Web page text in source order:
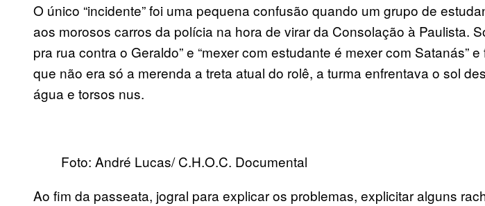
O único “incidente” foi uma pequena confusão quando um grupo de
aos morosos carros da polícia na hora de virar da Consolação à Paulista.
pra rua contra o Geraldo” e “mexer com estudante é mexer com Satanás”
que não era só a merenda a treta atual do rolê, a turma enfrentava o sol
água e torsos nus.
Foto: André Lucas/ C.H.O.C. Documental
Ao fim da passeata, jogral para explicar os problemas, explicitar alguns